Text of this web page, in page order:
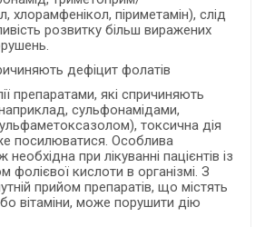
хлорамфенікол, піриметамін), слід
розвитку більш виражених
дефіцит фолатів
препаратами, які спричиняють
сульфонамідами,
токсична дія
посилюватися. Особлива
при лікуванні пацієнтів із
фолієвої кислоти в організмі. З
прийом препаратів, що містять
вітаміни, може порушити дію